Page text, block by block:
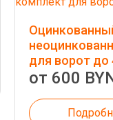
для ворот до
от 600